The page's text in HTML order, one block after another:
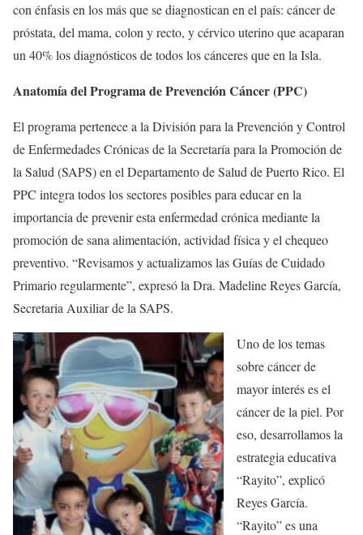
con énfasis en los más que se diagnostican en el país: cáncer de
próstata, del mama, colon y recto, y cérvico uterino que acaparan
un 40% los diagnósticos de todos los cánceres que en la Isla.
Anatomía del Programa de Prevención Cáncer (PPC)
El programa pertenece a la División para la Prevención y Control
de Enfermedades Crónicas de la Secretaría para la Promoción de
la Salud (SAPS) en el Departamento de Salud de Puerto Rico. El
PPC integra todos los sectores posibles para educar en la
importancia de prevenir esta enfermedad crónica mediante la
promoción de sana alimentación, actividad física y el chequeo
preventivo. “Revisamos y actualizamos las Guías de Cuidado
Primario regularmente”, expresó la Dra. Madeline Reyes García,
Secretaria Auxiliar de la SAPS.
Uno de los temas
sobre cáncer de
mayor interés es el
cáncer de la piel. Por
eso, desarrollamos la
estrategia educativa
“Rayito”, explicó
Reyes García.
“Rayito” es una